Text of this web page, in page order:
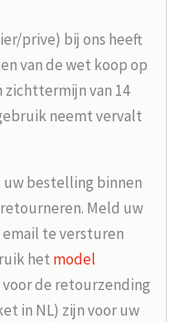
prive) bij ons heeft
van de wet koop op
zichttermijn van 14
neemt vervalt
bestelling binnen
Meld uw
email te versturen
het model
voor de retourzending
in NL) zijn voor uw